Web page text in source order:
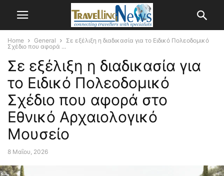
Home General
Σε εξέλιξη η διαδικασία για το Ειδικό Πολεοδομικό
Σχέδιο που αφορά ...
Σε εξέλιξη η διαδικασία για
το Ειδικό Πολεοδομικό
Σχέδιο που αφορά στο
Εθνικό Αρχαιολογικό
Μουσείο
8 Μαΐου, 2026